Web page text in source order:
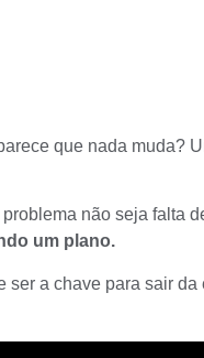
que nada muda?
não seja falta
um plano.
ser a chave para sair da